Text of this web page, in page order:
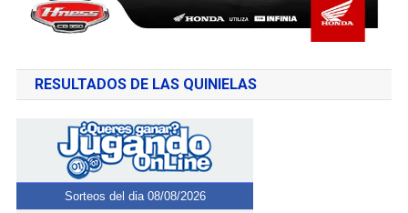
RESULTADOS DE LAS QUINIELAS